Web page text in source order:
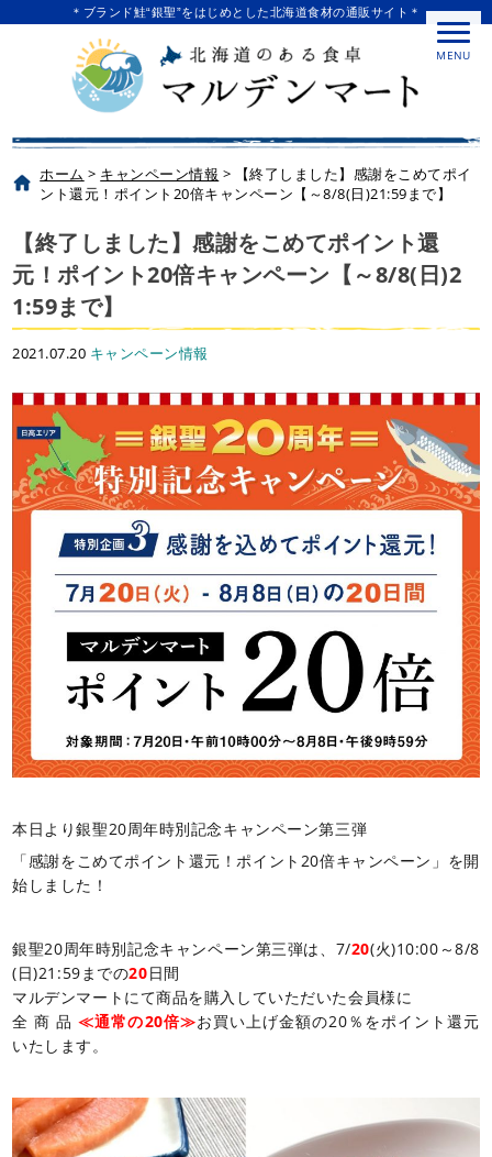
＊ブランド鮭“銀聖”をはじめとした北海道食材の通販サイト＊
MENU
ホーム > キャンペーン情報 >
【終了しました】感謝をこめてポイ
ント還元！ポイント20倍キャンペーン【～8/8(日)21:59まで】
【終了しました】感謝をこめてポイント還
元！ポイント20倍キャンペーン【～8/8(日)2
1:59まで】
2021.07.20 キャンペーン情報
本日より銀聖20周年時別記念キャンペーン第三弾
「感謝をこめてポイント還元！ポイント20倍キャンペーン」を開
始しました！
銀聖20周年時別記念キャンペーン第三弾は、7/20(火)10:00～8/8
(日)21:59までの20日間
マルデンマートにて商品を購入していただいた会員様に
全 商 品≪通常の20倍≫お買い上げ金額の20％をポイント還元
いたします。